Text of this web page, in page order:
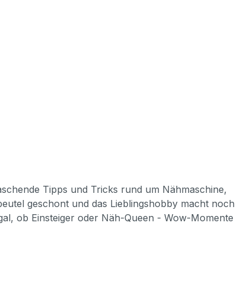
Tipps und Tricks rund um Nähmaschine,
geschont und das Lieblingshobby macht noch
ob Einsteiger oder Näh-Queen - Wow-Momente